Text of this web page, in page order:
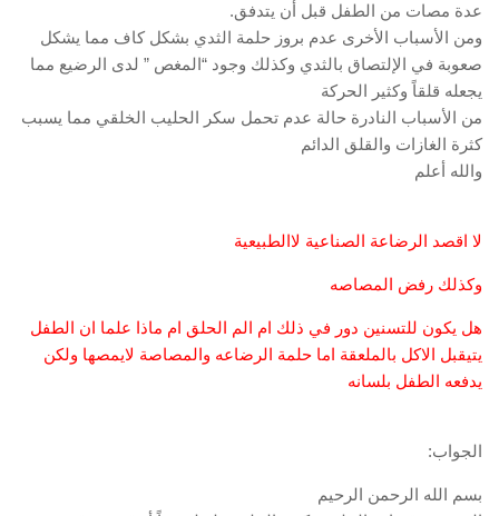
عدة مصات من الطفل قبل أن يتدفق.
ومن الأسباب الأخرى عدم بروز حلمة الثدي بشكل كاف مما يشكل
صعوبة في الإلتصاق بالثدي وكذلك وجود “المغص ” لدى الرضيع مما
يجعله قلقاً وكثير الحركة
من الأسباب النادرة حالة عدم تحمل سكر الحليب الخلقي مما يسبب
كثرة الغازات والقلق الدائم
والله أعلم
لا اقصد الرضاعة الصناعية لاالطبيعية
وكذلك رفض المصاصه
هل يكون للتسنين دور في ذلك ام الم الحلق ام ماذا علما ان الطفل
يتيقبل الاكل بالملعقة اما حلمة الرضاعه والمصاصة لايمصها ولكن
يدفعه الطفل بلسانه
الجواب:
بسم الله الرحمن الرحيم